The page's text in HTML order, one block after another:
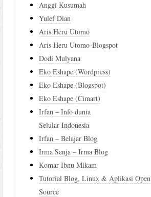
Anggi Kusumah
Yulef Dian
Aris Heru Utomo
Aris Heru Utomo-Blogspot
Dodi Mulyana
Eko Eshape (Wordpress)
Eko Eshape (Blogspot)
Eko Eshape (Cimart)
Irfan – Info dunia
Selular Indonesia
Irfan – Belajar Blog
Irma Senja – Irma Blog
Komar Ibnu Mikam
Tutorial Blog, Linux & Aplikasi Open
Source